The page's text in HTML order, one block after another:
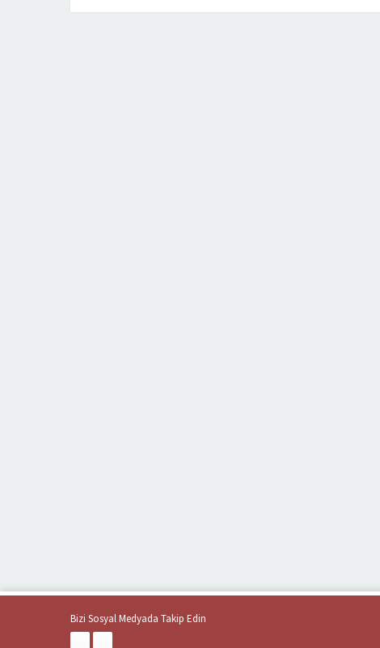
Bizi Sosyal Medyada Takip Edin